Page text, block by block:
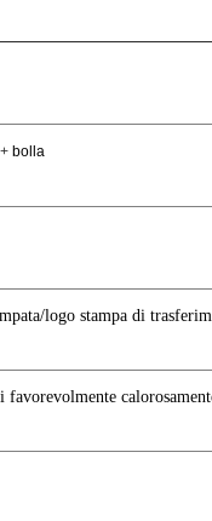
bolla
logo stampa di